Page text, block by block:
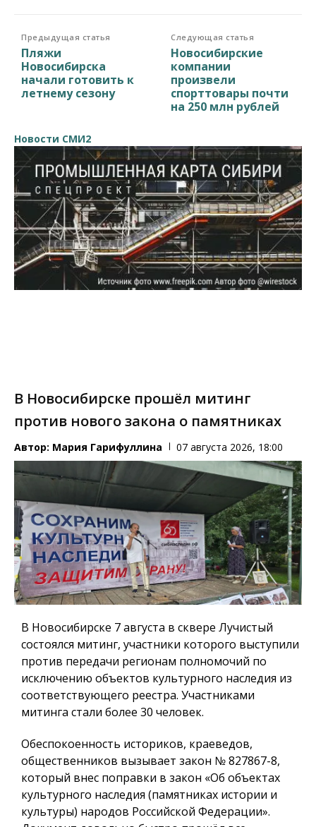
Предыдущая статья
Пляжи
Новосибирска
начали готовить к
летнему сезону
Следующая статья
Новосибирские
компании
произвели
спорттовары почти
на 250 млн рублей
Новости СМИ2
В Новосибирске прошёл митинг
против нового закона о памятниках
Автор: Мария Гарифуллина 07 августа 2026, 18:00
В Новосибирске 7 августа в сквере Лучистый
состоялся митинг, участники которого выступили
против передачи регионам полномочий по
исключению объектов культурного наследия из
соответствующего реестра. Участниками
митинга стали более 30 человек.
Обеспокоенность историков, краеведов,
общественников вызывает закон № 827867-8,
который внес поправки в закон «Об объектах
культурного наследия (памятниках истории и
культуры) народов Российской Федерации».